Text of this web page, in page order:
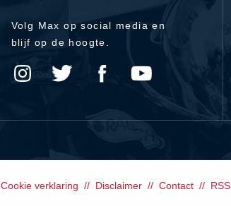
Volg Max op social media en
blijf op de hoogte.
Cookie verklaring Disclaimer Contact RSS